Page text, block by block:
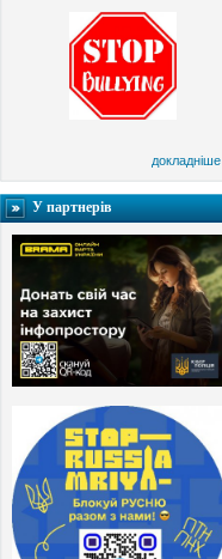
докладніше
У партнерів